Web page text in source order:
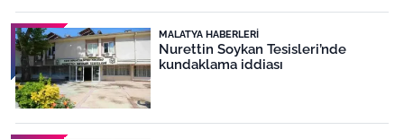
MALATYA HABERLERI
Nurettin Soykan Tesisleri’nde
kundaklama iddiası